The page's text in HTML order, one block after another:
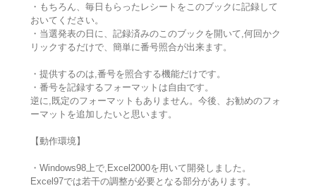
・もちろん、毎日もらったレシートをこのブックに記録して
おいてください。
・当選発表の日に、記録済みのこのブックを開いて,何回かク
リックするだけで、簡単に番号照合が出来ます。
・提供するのは,番号を照合する機能だけです。
・番号を記録するフォーマットは自由です。
逆に,既定のフォーマットもありません。今後、お勧めのフォ
ーマットを追加したいと思います。
【動作環境】
・Windows98上で,Excel2000を用いて開発しました。
Excel97では若干の調整が必要となる部分があります。